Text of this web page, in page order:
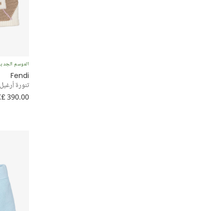
الموسم
Fendi
تنورة
390.00